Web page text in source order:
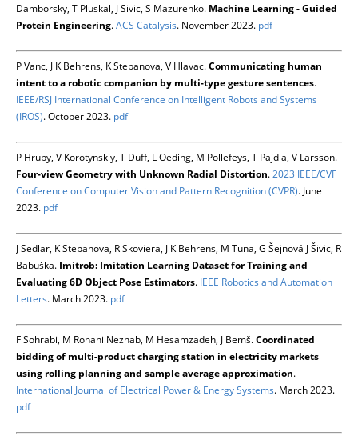
Damborsky, T Pluskal, J Sivic, S Mazurenko. Machine Learning - Guided
Protein Engineering.ACS Catalysis. November 2023. pdf
P Vanc, J K Behrens, K Stepanova, V Hlavac.Communicating human
intent to a robotic companion by multi-type gesture sentences.
IEEE/RSJ International Conference on Intelligent Robots and Systems
(IROS). October 2023. pdf
P Hruby, V Korotynskiy, T Duff, L Oeding, M Pollefeys, T Pajdla, V Larsson.
Four-view Geometry with Unknown Radial Distortion.2023 IEEE/CVF
Conference on Computer Vision and Pattern Recognition (CVPR). June
2023. pdf
J Sedlar, K Stepanova, R Skoviera, J K Behrens, M Tuna, G Šejnová J Šivic, R
Babuška. Imitrob: Imitation Learning Dataset for Training and
Evaluating 6D Object Pose Estimators. IEEE Robotics and Automation
Letters. March 2023. pdf
F Sohrabi, M Rohani Nezhab, M Hesamzadeh, J Bemš.Coordinated
bidding of multi-product charging station in electricity markets
using rolling planning and sample average approximation.
International Journal of Electrical Power & Energy Systems. March 2023.
pdf